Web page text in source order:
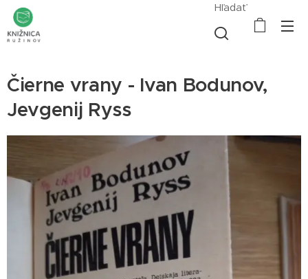
Hľadať
Čierne vrany - Ivan Bodunov,
Jevgenij Ryss